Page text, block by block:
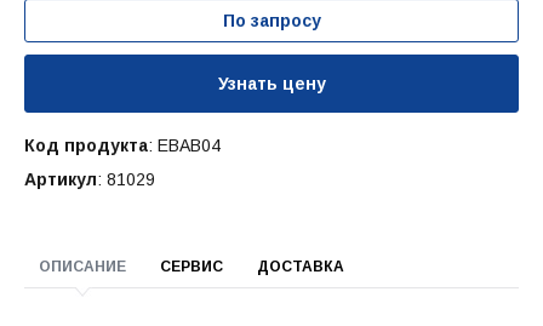
По запросу
Узнать цену
Код продукта: EBAB04
Артикул: 81029
ОПИСАНИЕ СЕРВИС ДОСТАВКА